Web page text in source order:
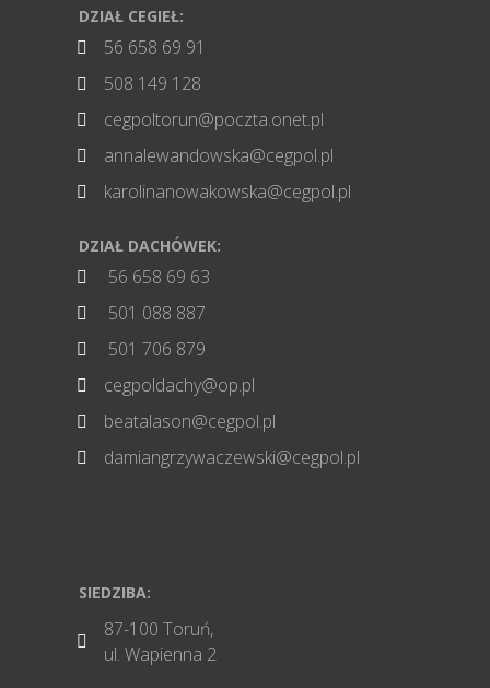
DZIAŁ CEGIEŁ:
 56 658 69 91
 508 149 128
 cegpoltorun@poczta.onet.pl
 annalewandowska@cegpol.pl
 karolinanowakowska@cegpol.pl
DZIAŁ DACHÓWEK:
 56 658 69 63
 501 088 887
 501 706 879
 cegpoldachy@op.pl
 beatalason@cegpol.pl
 damiangrzywaczewski@cegpol.pl
SIEDZIBA:

87-100 Toruń,
ul. Wapienna 2